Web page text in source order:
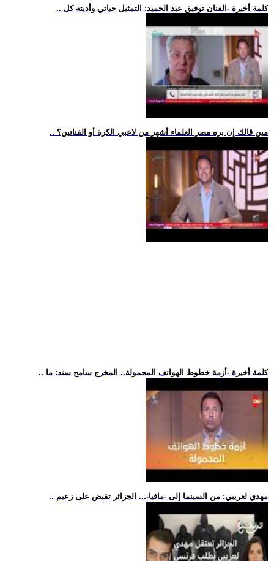
.. كلمة أخيرة -الفنان توفيق عبد الحميد: التمثيل حياتي وأديته كل
.. مين قالك إن بره مصر العلماء أشهر من لاعبي الكرة أو الفنانين؟
.. كلمة أخيرة -أزمة خطوط الهواتف المحمولة.. المخرج سامح سند: ما
.. مهدي لعريبي: من السينما إلى -مافيا-... الجزائر تقبض على زعيم